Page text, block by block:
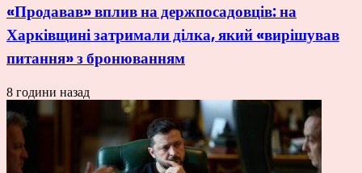
«Продавав» вплив на держпосадовців: на
Харківщині затримали ділка, який «вирішував
питання» з бронюванням
8 години назад